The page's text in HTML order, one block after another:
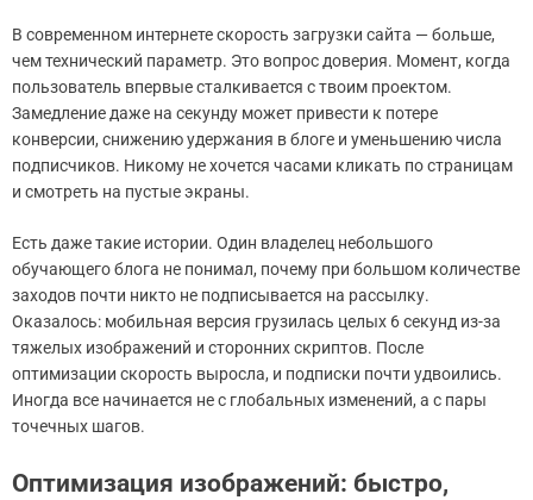
В современном интернете скорость загрузки сайта — больше,
чем технический параметр. Это вопрос доверия. Момент, когда
пользователь впервые сталкивается с твоим проектом.
Замедление даже на секунду может привести к потере
конверсии, снижению удержания в блоге и уменьшению числа
подписчиков. Никому не хочется часами кликать по страницам
и смотреть на пустые экраны.
Есть даже такие истории. Один владелец небольшого
обучающего блога не понимал, почему при большом количестве
заходов почти никто не подписывается на рассылку.
Оказалось: мобильная версия грузилась целых 6 секунд из-за
тяжелых изображений и сторонних скриптов. После
оптимизации скорость выросла, и подписки почти удвоились.
Иногда все начинается не с глобальных изменений, а с пары
точечных шагов.
Оптимизация изображений: быстро,